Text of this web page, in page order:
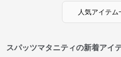
人気アイテム
スパッツマタニティの新着アイ